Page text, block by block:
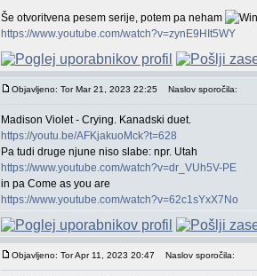
Še otvoritvena pesem serije, potem pa neham
https://www.youtube.com/watch?v=zynE9HIt5WY
Objavljeno: Tor Mar 21, 2023 22:25 Naslov sporočila:
Madison Violet - Crying. Kanadski duet.
https://youtu.be/AFKjakuoMck?t=628
Pa tudi druge njune niso slabe: npr. Utah
https://www.youtube.com/watch?v=dr_VUh5V-PE
in pa Come as you are
https://www.youtube.com/watch?v=62c1sYxX7No
Objavljeno: Tor Apr 11, 2023 20:47 Naslov sporočila: